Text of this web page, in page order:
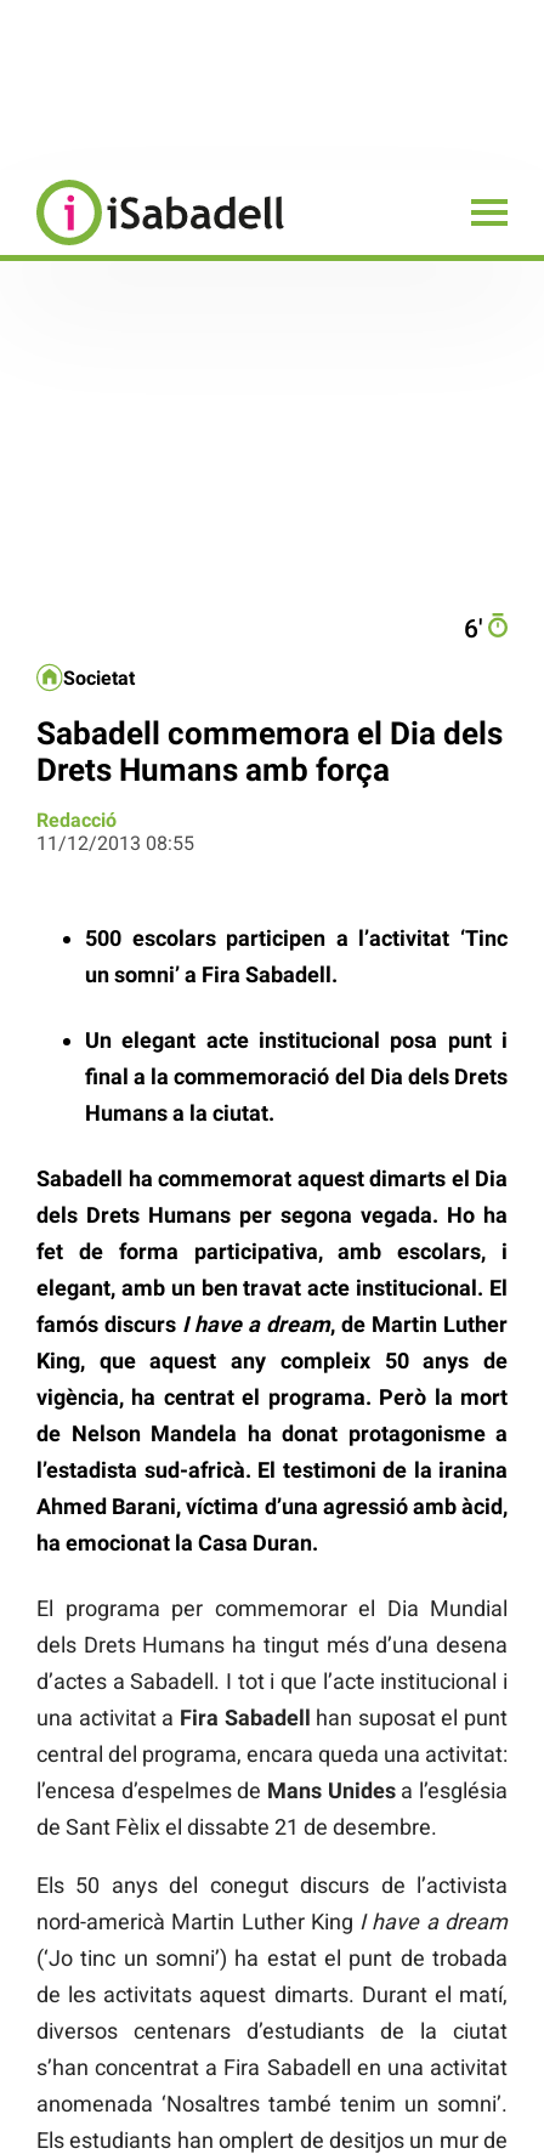
6′
Societat
Sabadell commemora el Dia dels
Drets Humans amb força
Redacció
11/12/2013 08:55
500 escolars participen a l’activitat ‘Tinc
un somni’ a Fira Sabadell.
Un elegant acte institucional posa punt i
final a la commemoració del Dia dels Drets
Humans a la ciutat.
Sabadell ha commemorat aquest dimarts el Dia
dels Drets Humans per segona vegada. Ho ha
fet de forma participativa, amb escolars, i
elegant, amb un ben travat acte institucional. El
famós discurs I have a dream, de Martin Luther
King, que aquest any compleix 50 anys de
vigència, ha centrat el programa. Però la mort
de Nelson Mandela ha donat protagonisme a
l’estadista sud-africà. El testimoni de la iranina
Ahmed Barani, víctima d’una agressió amb àcid,
ha emocionat la Casa Duran.
El programa per commemorar el Dia Mundial
dels Drets Humans ha tingut més d’una desena
d’actes a Sabadell. I tot i que l’acte institucional i
una activitat a Fira Sabadell han suposat el punt
central del programa, encara queda una activitat:
l’encesa d’espelmes de Mans Unidesa l’església
de Sant Fèlix el dissabte 21 de desembre.
Els 50 anys del conegut discurs de l’activista
nord-americà Martin Luther King I have a dream
(‘Jo tinc un somni’) ha estat el punt de trobada
de les activitats aquest dimarts. Durant el matí,
diversos centenars d’estudiants de la ciutat
s’han concentrat a Fira Sabadell en una activitat
anomenada ‘Nosaltres també tenim un somni’.
Els estudiants han omplert de desitjos un mur de